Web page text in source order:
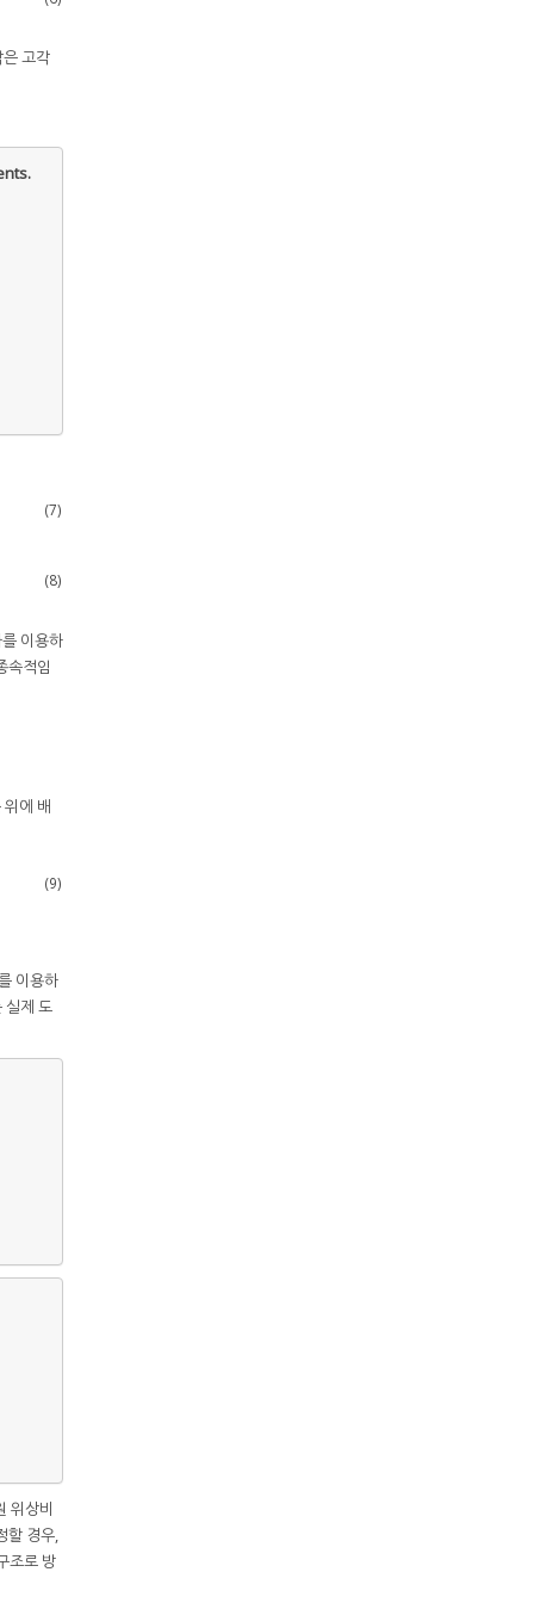
고각
(7)
(8)
이용하
속적임
에 배
(9)
이용하
실제 도
위상비
할 경우,
조로 방